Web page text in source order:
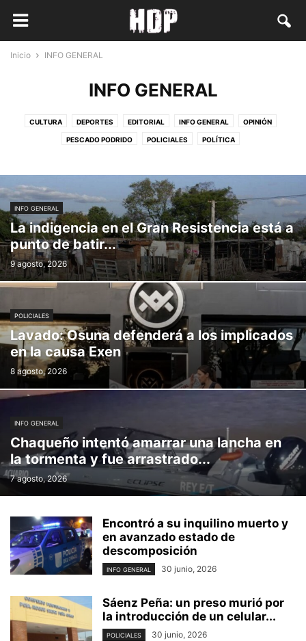
Inicio INFO GENERAL
INFO GENERAL
CULTURA DEPORTES EDITORIAL INFO GENERAL OPINIÓN
PESCADO PODRIDO POLICIALES POLÍTICA
INFO GENERAL
La indigencia en el Gran Resistencia está a
punto de batir...
9 agosto, 2026
POLICIALES
Lavado: Osuna defenderá a los implicados
en la causa Exen
8 agosto, 2026
INFO GENERAL
Chaqueño intentó amarrar una lancha en
la tormenta y fue arrastrado...
7 agosto, 2026
Encontró a su inquilino muerto y
en avanzado estado de
descomposición
INFO GENERAL 30 junio, 2026
Sáenz Peña: un preso murió por
la introducción de un celular...
POLICIALES 30 junio, 2026